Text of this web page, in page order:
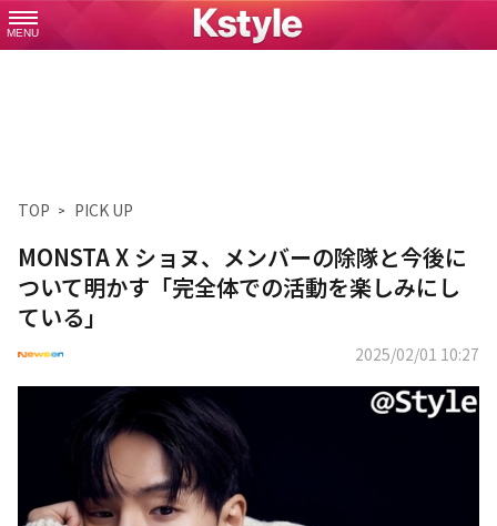
MENU
TOP PICK UP
MONSTA X ショヌ、メンバーの除隊と今後に
ついて明かす「完全体での活動を楽しみにし
ている」
2025/02/01 10:27